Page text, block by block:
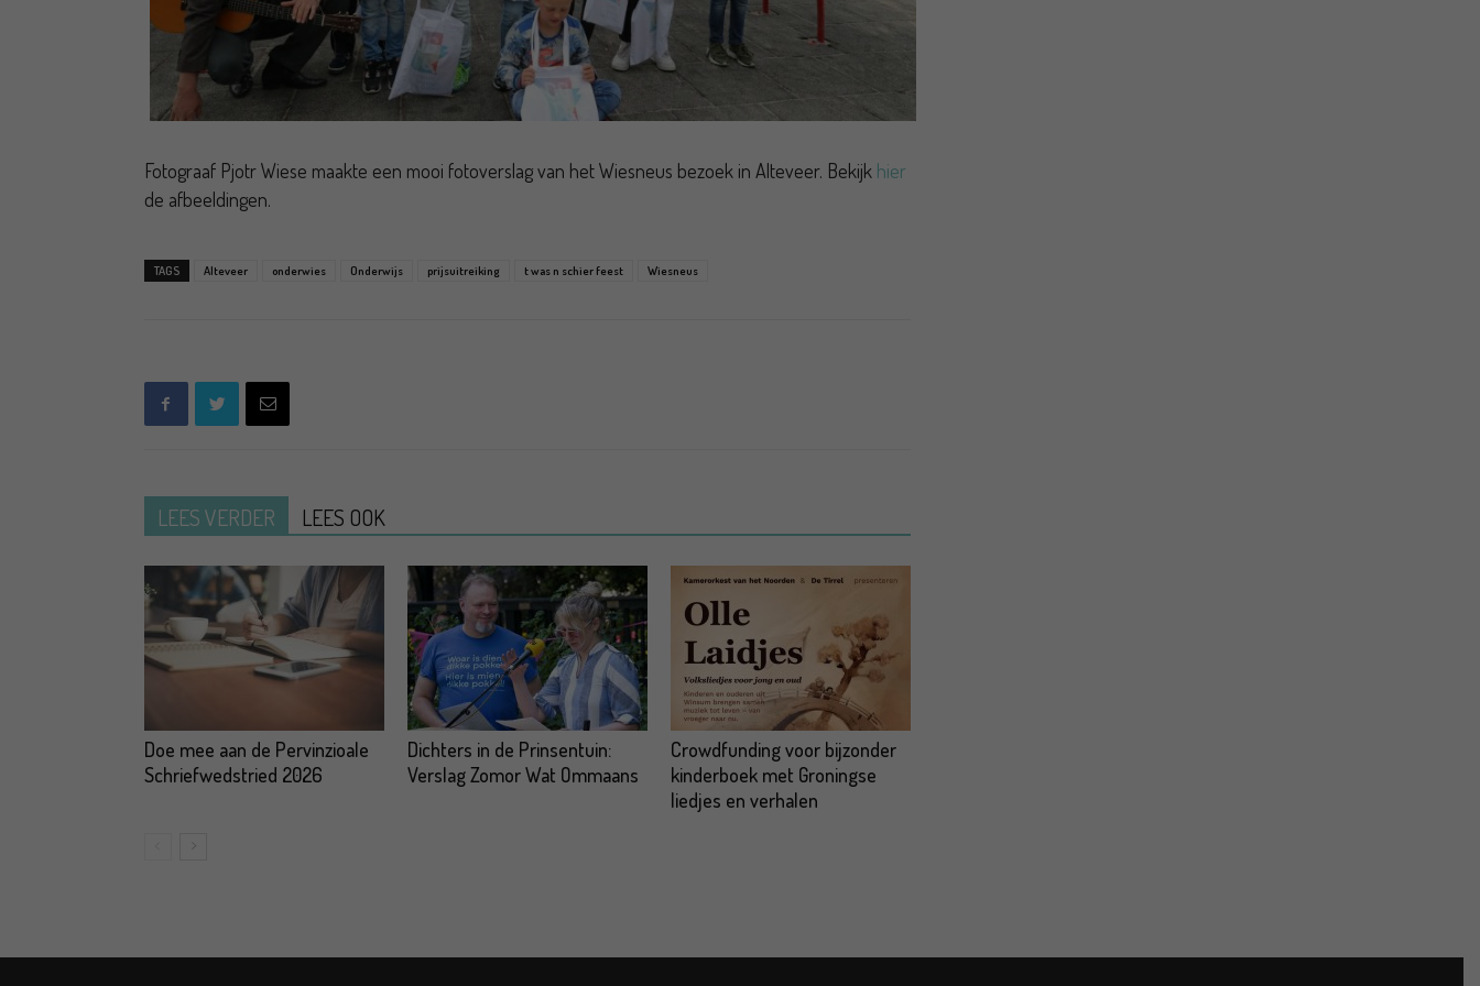
Fotograaf Pjotr Wiese maakte een mooi fotoverslag van het Wiesneus bezoek in Alteveer. Bekijk hier
de afbeeldingen.
TAGS Alteveer onderwies Onderwijs prijsuitreiking t was n schier feest Wiesneus
LEES VERDER LEES OOK
Doe mee aan de Pervinzioale
Schriefwedstried 2026
Dichters in de Prinsentuin:
Verslag Zomor Wat Ommaans
Crowdfunding voor bijzonder
kinderboek met Groningse
liedjes en verhalen